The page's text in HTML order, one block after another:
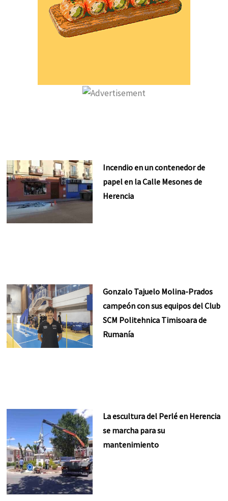
Incendio en un contenedor de
papel en la Calle Mesones de
Herencia
Gonzalo Tajuelo Molina-Prados
campeón con sus equipos del Club
SCM Politehnica Timisoara de
Rumanía
La escultura del Perlé en Herencia
se marcha para su
mantenimiento